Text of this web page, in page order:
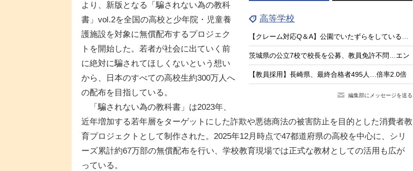
高等学校
【クレーム対応Q＆A】公園でいたずらをしている子供がいる
茨城県の公立7校で校長を公募、教員免許不問…エン
【教員採用】長崎県、最終合格者495人…倍率2.0倍
編集部にメッセージを送る
より、新版となる「騙されない為の教科
書」vol.2を全国の高校と少年院・児童養
護施設を対象に無償配布するプロジェク
トを開始した。若者が社会に出ていく前
に絶対に騙されてほしくないという想い
から、日本のすべての高校生約300万人へ
の配布を目指している。
「騙されない為の教科書」は2023年、
近年増加する若年層をターゲットにした詐欺や悪徳商法の被害防止を目的とした消費者教
育プロジェクトとして制作された。2025年12月時点で47都道府県の高校を中心に、シリ
ーズ累計約67万部の無償配布を行い、学校教育現場では正式な教材としての活用も広が
っている。